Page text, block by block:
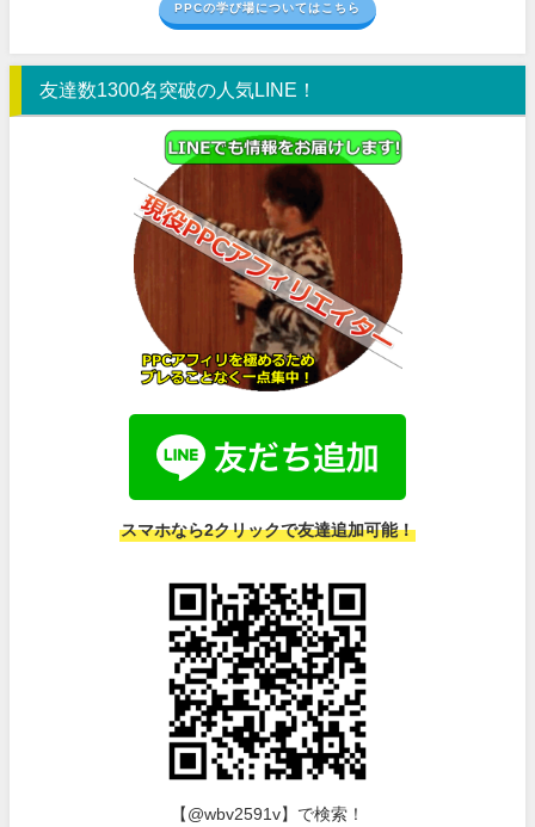
PPCの学び場についてはこちら
友達数1300名突破の人気LINE！
スマホなら2クリックで友達追加可能！
【@wbv2591v】で検索！